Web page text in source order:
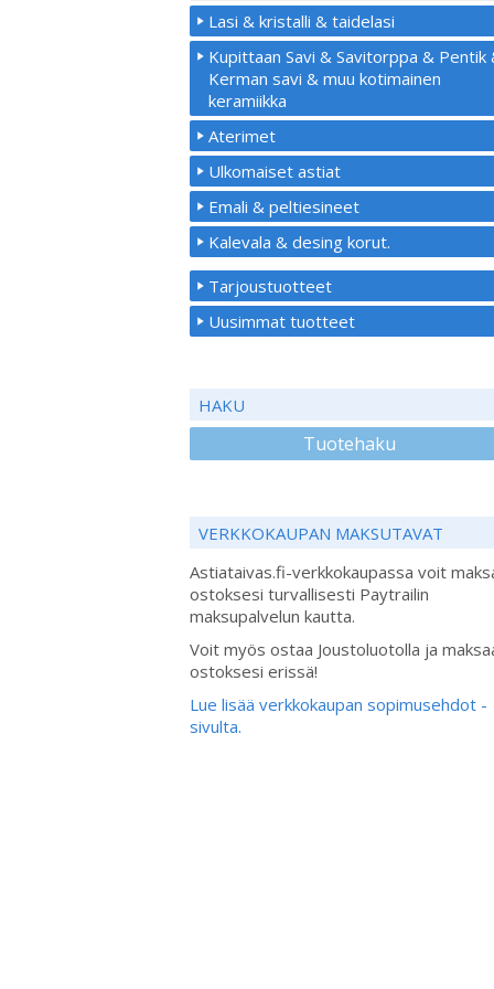
Lasi & kristalli & taidelasi
Kupittaan Savi & Savitorppa & Pentik
Kerman savi & muu kotimainen
keramiikka
Aterimet
Ulkomaiset astiat
Emali & peltiesineet
Kalevala & desing korut.
Tarjoustuotteet
Uusimmat tuotteet
HAKU
Tuotehaku
VERKKOKAUPAN MAKSUTAVAT
Astiataivas.fi-verkkokaupassa voit
ostoksesi turvallisesti Paytrailin
maksupalvelun kautta.
Voit myös ostaa Joustoluotolla ja
ostoksesi erissä!
Lue lisää verkkokaupan sopimusehdot -
sivulta.